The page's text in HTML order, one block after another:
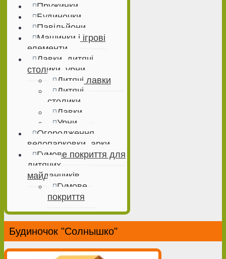
Пружинки
Будиночки
Павільйони
Машинки і ігрові
елементи
Лавки, дитячі
столики, урни
Дитячі лавки
Дитячі
столики
Лавки
Урни
Огородження,
велопарковки, арки
Гумове покриття для
дитячих
майданчиків
Гумове
покриття
Будиночок "Солнышко"